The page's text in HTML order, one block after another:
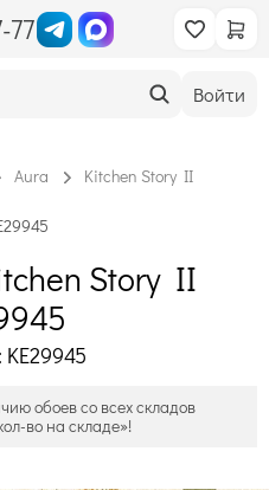
77
Войти
Aura Kitchen Story II
Story II
обоев со всех складов
во на складе»!